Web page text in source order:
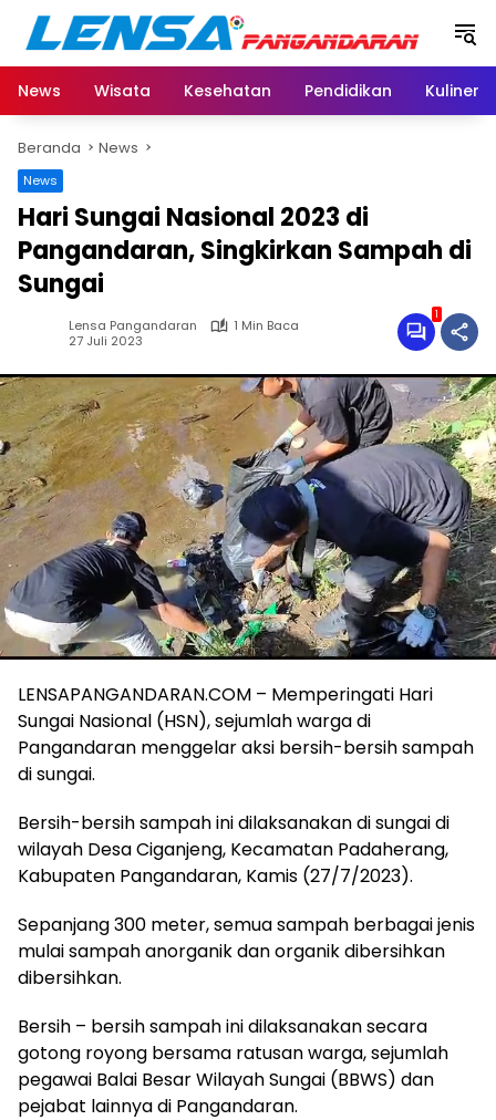
Langsung
konten
News
Wisata Kesehatan Pendidikan Kuliner
Beranda News
News
Hari Sungai Nasional 2023 di
Pangandaran, Singkirkan Sampah di
Sungai
Lensa Pangandaran
1 Min Baca
27 Juli 2023
1
LENSAPANGANDARAN.COM – Memperingati Hari
Sungai Nasional (HSN), sejumlah warga di
Pangandaran menggelar aksi bersih-bersih sampah
di sungai.
Bersih-bersih sampah ini dilaksanakan di sungai di
wilayah Desa Ciganjeng, Kecamatan Padaherang,
Kabupaten Pangandaran, Kamis (27/7/2023).
Sepanjang 300 meter, semua sampah berbagai jenis
mulai sampah anorganik dan organik dibersihkan
dibersihkan.
Bersih – bersih sampah ini dilaksanakan secara
gotong royong bersama ratusan warga, sejumlah
pegawai Balai Besar Wilayah Sungai (BBWS) dan
pejabat lainnya di Pangandaran.